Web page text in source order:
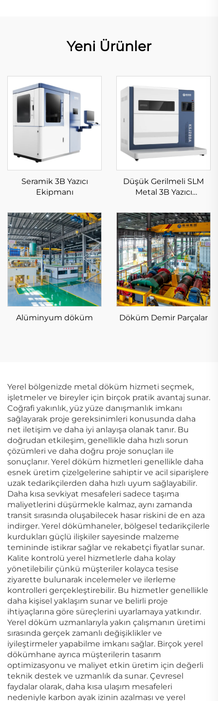
Yeni Ürünler
Seramik 3B Yazıcı
Ekipmanı
Düşük Gerilmeli SLM
Metal 3B Yazıcı
Alüminyum döküm Döküm Demir Parçalar
Yerel bölgenizde metal döküm hizmeti seçmek,
işletmeler ve bireyler için birçok pratik avantaj sunar.
Coğrafi yakınlık, yüz yüze danışmanlık imkanı
sağlayarak proje gereksinimleri konusunda daha
net iletişim ve daha iyi anlayışa olanak tanır. Bu
doğrudan etkileşim, genellikle daha hızlı sorun
çözümleri ve daha doğru proje sonuçları ile
sonuçlanır. Yerel döküm hizmetleri genellikle daha
esnek üretim çizelgelerine sahiptir ve acil siparişlere
uzak tedarikçilerden daha hızlı uyum sağlayabilir.
Daha kısa sevkiyat mesafeleri sadece taşıma
maliyetlerini düşürmekle kalmaz, aynı zamanda
transit sırasında oluşabilecek hasar riskini de en aza
indirger. Yerel dökümhaneler, bölgesel tedarikçilerle
kurdukları güçlü ilişkiler sayesinde malzeme
temininde istikrar sağlar ve rekabetçi fiyatlar sunar.
Kalite kontrolü yerel hizmetlerle daha kolay
yönetilebilir çünkü müşteriler kolayca tesise
ziyarette bulunarak incelemeler ve ilerleme
kontrolleri gerçekleştirebilir. Bu hizmetler genellikle
daha kişisel yaklaşım sunar ve belirli proje
ihtiyaçlarına göre süreçlerini uyarlamaya yatkındır.
Yerel döküm uzmanlarıyla yakın çalışmanın üretimi
sırasında gerçek zamanlı değişiklikler ve
iyileştirmeler yapabilme imkanı sağlar. Birçok yerel
dökümhane ayrıca müşterilerin tasarım
optimizasyonu ve maliyet etkin üretim için değerli
teknik destek ve uzmanlık da sunar. Çevresel
faydalar olarak, daha kısa ulaşım mesafeleri
nedeniyle karbon ayak izinin azalması ve yerel